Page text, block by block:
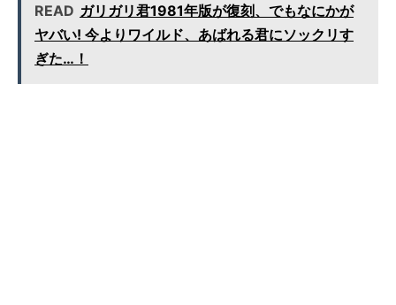
READ ガリガリ君1981年版が復刻、でもなにかが
ヤバい! 今よりワイルド、あばれる君にソックリす
ぎた…！